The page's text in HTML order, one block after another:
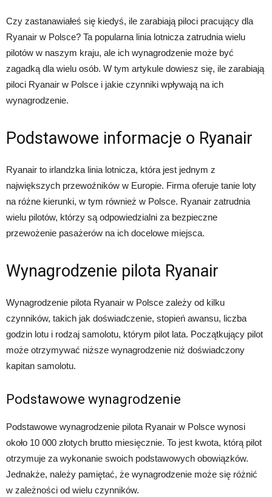
Czy zastanawiałeś się kiedyś, ile zarabiają piloci pracujący dla
Ryanair w Polsce? Ta popularna linia lotnicza zatrudnia wielu
pilotów w naszym kraju, ale ich wynagrodzenie może być
zagadką dla wielu osób. W tym artykule dowiesz się, ile zarabiają
piloci Ryanair w Polsce i jakie czynniki wpływają na ich
wynagrodzenie.
Podstawowe informacje o Ryanair
Ryanair to irlandzka linia lotnicza, która jest jednym z
największych przewoźników w Europie. Firma oferuje tanie loty
na różne kierunki, w tym również w Polsce. Ryanair zatrudnia
wielu pilotów, którzy są odpowiedzialni za bezpieczne
przewożenie pasażerów na ich docelowe miejsca.
Wynagrodzenie pilota Ryanair
Wynagrodzenie pilota Ryanair w Polsce zależy od kilku
czynników, takich jak doświadczenie, stopień awansu, liczba
godzin lotu i rodzaj samolotu, którym pilot lata. Początkujący pilot
może otrzymywać niższe wynagrodzenie niż doświadczony
kapitan samolotu.
Podstawowe wynagrodzenie
Podstawowe wynagrodzenie pilota Ryanair w Polsce wynosi
około 10 000 złotych brutto miesięcznie. To jest kwota, którą pilot
otrzymuje za wykonanie swoich podstawowych obowiązków.
Jednakże, należy pamiętać, że wynagrodzenie może się różnić
w zależności od wielu czynników.